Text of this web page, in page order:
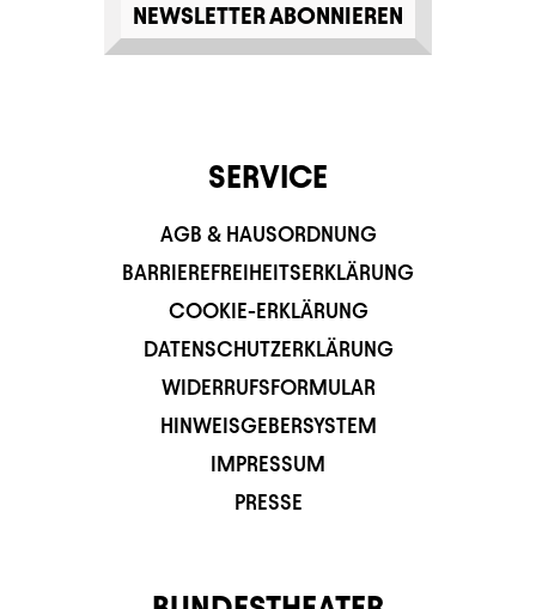
NEWSLETTER ABONNIEREN
SERVICE
AGB & HAUSORDNUNG
BARRIEREFREIHEITSERKLÄRUNG
COOKIE-ERKLÄRUNG
DATENSCHUTZERKLÄRUNG
WIDERRUFSFORMULAR
HINWEISGEBERSYSTEM
IMPRESSUM
PRESSE